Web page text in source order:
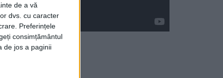
de a vă
dvs. cu caracter
Preferințele
consimțământul
de jos a paginii